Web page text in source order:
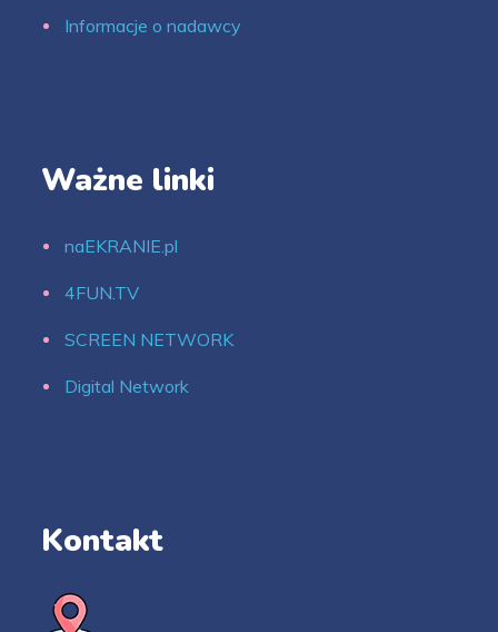
Informacje o nadawcy
Ważne linki
naEKRANIE.pl
4FUN.TV
SCREEN NETWORK
Digital Network
Kontakt